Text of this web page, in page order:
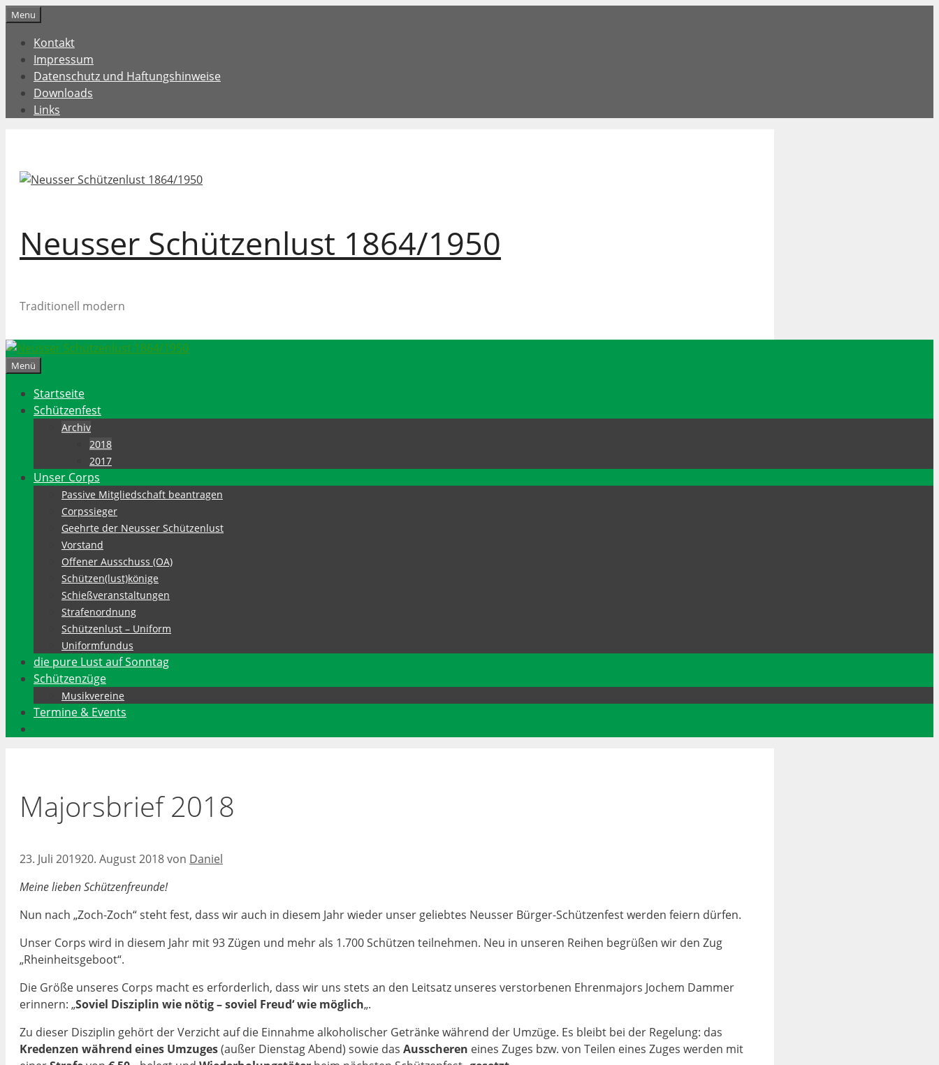
Zum
springen
Menu
Kontakt
Impressum
Datenschutz und Haftungshinweise
Downloads
Links
Neusser Schützenlust 1864/1950
Traditionell modern
Menü
Startseite
Schützenfest
Archiv
2018
2017
Unser Corps
Passive Mitgliedschaft beantragen
Corpssieger
Geehrte der Neusser Schützenlust
Vorstand
Offener Ausschuss (OA)
Schützen(lust)könige
Schießveranstaltungen
Strafenordnung
Schützenlust – Uniform
Uniformfundus
die pure Lust auf Sonntag
Schützenzüge
Musikvereine
Termine & Events
Majorsbrief 2018
23. Juli 201920. August 2018von Daniel
Meine lieben Schützenfreunde!
Nun nach „Zoch-Zoch“ steht fest, dass wir auch in die­sem Jahr wie­der unser geliebtes Neusser Bürger-Schützenfest werden feiern dürfen.
Unser Corps wird in diesem Jahr mit 93 Zügen und mehr als 1.700 Schützen teilnehmen. Neu in unseren Reihen be­grüßen wir den Zug
„Rheinheitsgeboot“.
Die Größe unseres Corps macht es erforderlich, dass wir uns stets an den Leitsatz un­seres verstorbenen Ehren­majors Jochem Dammer
erinnern: „Soviel Disziplin wie nötig – soviel Freud‘ wie möglich„.
Zu dieser Disziplin gehört der Verzicht auf die Einnah­me alko­holischer Getränke während der Umzüge. Es bleibt bei der Regelung: das
Kredenzen wäh­rend eines Umzuges(außer Dienstag Abend) so­wie das Ausscheren eines Zuges bzw. von Teilen eines Zuges werden mit